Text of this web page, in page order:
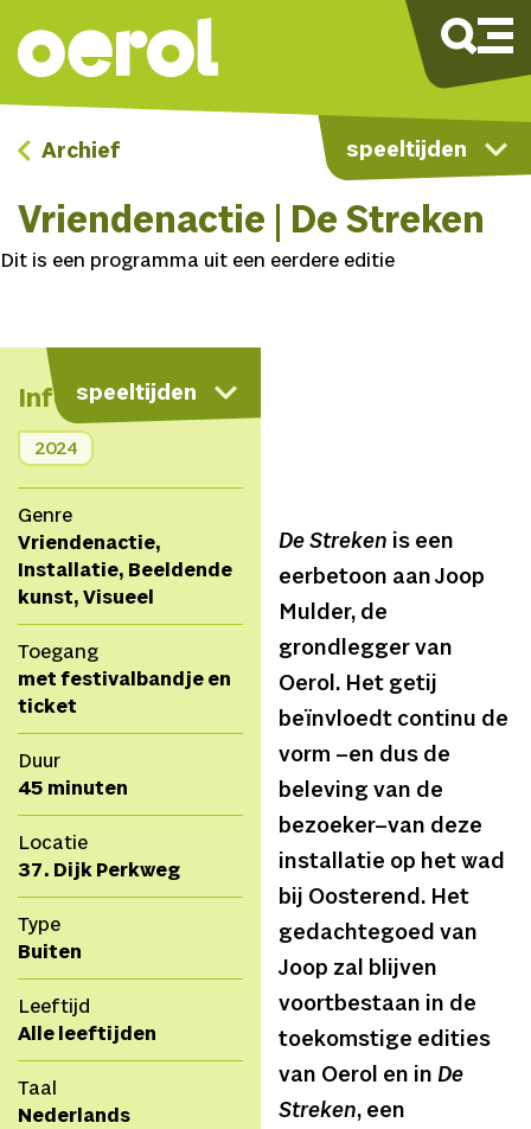
speeltijden
Archief
Vriendenactie | De Streken
Dit is een programma uit een eerdere editie
speeltijden
Info
2024
Genre
Vriendenactie,
Installatie, Beeldende
kunst, Visueel
Toegang
met festivalbandje en
ticket
Duur
45 minuten
Locatie
37. Dijk Perkweg
Type
Buiten
Leeftijd
Alle leeftijden
Taal
Nederlands
De Streken is een
eerbetoon aan Joop
Mulder, de
grondlegger van
Oerol. Het getij
beïnvloedt continu de
vorm –en dus de
beleving van de
bezoeker–van deze
installatie op het wad
bij Oosterend. Het
gedachtegoed van
Joop zal blijven
voortbestaan in de
toekomstige edities
van Oerol en in De
Streken, een